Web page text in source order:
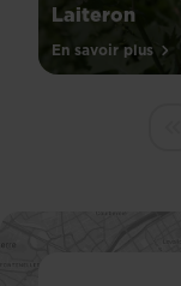
Laiteron
En savoir plus